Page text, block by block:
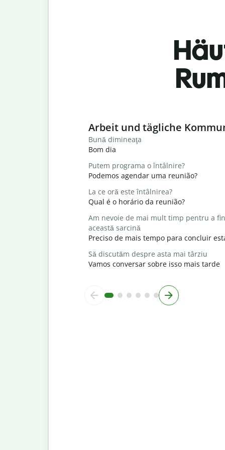
Slide 1 of 6
Arbeit und tägliche
Bună dimineaţa
Bom dia
Putem programa o întâlnire?
Podemos agendar uma reunião?
La ce oră este întâlnirea?
Qual é o horário da reunião?
Am nevoie de mai mult timp pentru a
această sarcină
Preciso de mais tempo para concluir
Să discutăm despre asta mai târziu
Vamos conversar sobre isso mais tarde